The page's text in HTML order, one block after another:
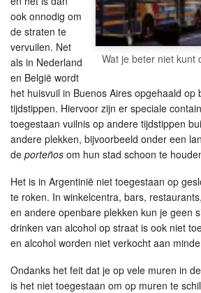
Wat je beter niet kunt
ook onnodig om
de straten te
vervuilen. Net
als in Nederland
en België wordt
het huisvuil in Buenos Aires opgehaald op
tijdstippen. Hiervoor zijn er speciale
toegestaan vuilnis op andere tijdstippen
andere plekken, bijvoorbeeld onder een
de porteños om hun stad schoon te
Het is in Argentinië niet toegestaan op
te roken. In winkelcentra, bars,
en andere openbare plekken kun je geen
drinken van alcohol op straat is ook niet
en alcohol worden niet verkocht aan
Ondanks het feit dat je op vele muren in
is het niet toegestaan om op muren te